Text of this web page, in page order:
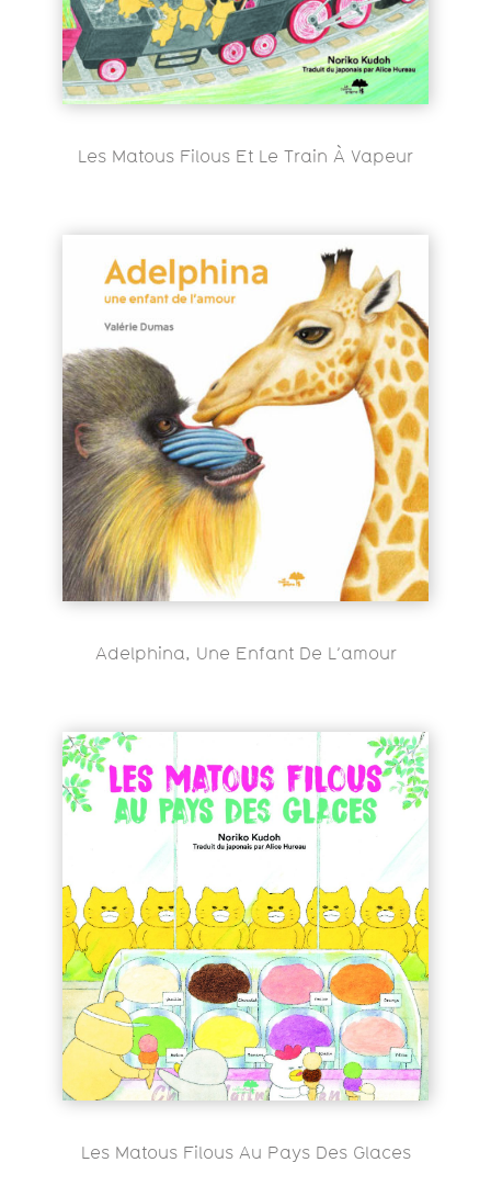
Les Matous Filous Et Le Train À Vapeur
Adelphina, Une Enfant De L’amour
Les Matous Filous Au Pays Des Glaces